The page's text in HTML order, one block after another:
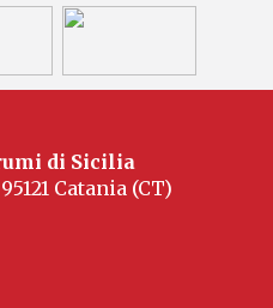
di Sicilia
Catania (CT)